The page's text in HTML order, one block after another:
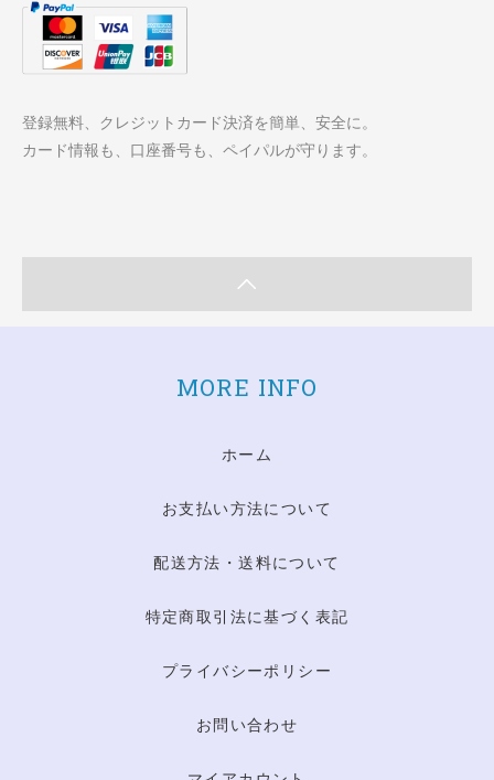
登録無料、クレジットカード決済を簡単、安全に。
カード情報も、口座番号も、ペイパルが守ります。
MORE INFO
ホーム
お支払い方法について
配送方法・送料について
特定商取引法に基づく表記
プライバシーポリシー
お問い合わせ